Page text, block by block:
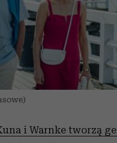
i Warnke tworzą